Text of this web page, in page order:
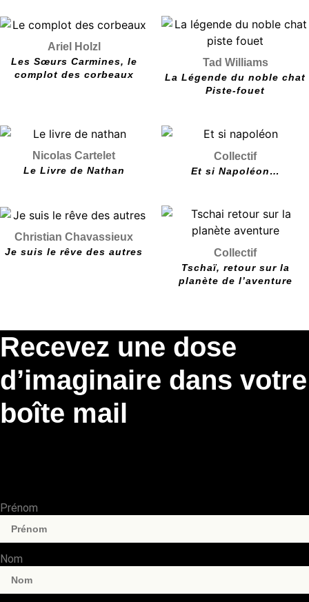
Ariel Holzl
Les Sœurs Carmines, le
complot des corbeaux
Tad Williams
La Légende du noble chat
Piste-fouet
Nicolas Cartelet
Le Livre de Nathan
Collectif
Et si Napoléon…
Christian Chavassieux
Je suis le rêve des autres Collectif
Tschaï, retour sur la
planète de l’aventure
Recevez une dose
d’imaginaire dans votre
boîte mail
Prénom
Nom